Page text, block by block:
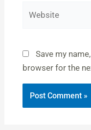
Save my
browser for the